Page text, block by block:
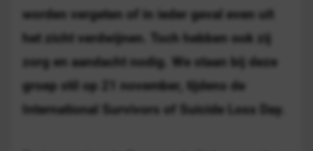
worden vergeten of in ieder geval even uit
het zicht verdwijnen. Toch hebben ook zij
zorg en aandacht nodig. We staan bij deze
groep stil op 21 november, tijdens de
International Survivors of Suicide Loss Day.